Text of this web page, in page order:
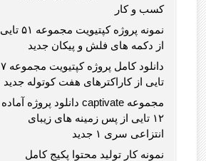
کسب و کار
نمونه پروژه کپتیویت مجموعه ۵۱ تایی
از دکمه های فلش و پیکان جدید
دانلود کامل پروژه کپتیویت مجموعه ۷
تایی از کاراکترهای هفت کوتوله جدید
دانلود پروژه آماده captivate مجموعه
۱۲ تایی از پس زمینه های زیبای
انتزاعی سری ۱ جدید
نمونه کار تولید محتوا پکیج کامل